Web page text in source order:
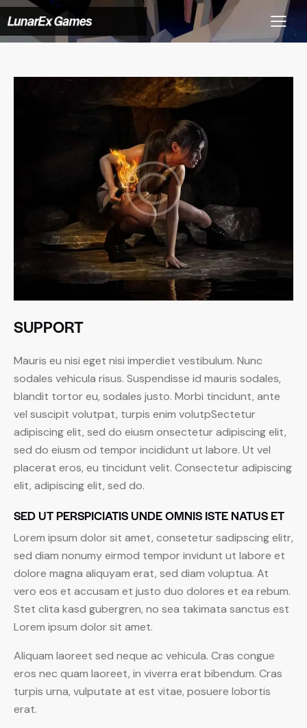
SUPPORT
Mauris eu nisi eget nisi imperdiet vestibulum. Nunc
sodales vehicula risus. Suspendisse id mauris sodales,
blandit tortor eu, sodales justo. Morbi tincidunt, ante
vel suscipit volutpat, turpis enim volutpSectetur
adipiscing elit, sed do eiusm onsectetur adipiscing elit,
sed do eiusm od tempor incididunt ut labore. Ut vel
placerat eros, eu tincidunt velit. Consectetur adipiscing
elit, adipiscing elit, sed do.
SED UT PERSPICIATIS UNDE OMNIS ISTE NATUS ET
Lorem ipsum dolor sit amet, consetetur sadipscing elitr,
sed diam nonumy eirmod tempor invidunt ut labore et
dolore magna aliquyam erat, sed diam voluptua. At
vero eos et accusam et justo duo dolores et ea rebum.
Stet clita kasd gubergren, no sea takimata sanctus est
Lorem ipsum dolor sit amet.
Aliquam laoreet sed neque ac vehicula. Cras congue
eros nec quam laoreet, in viverra erat bibendum. Cras
turpis urna, vulputate at est vitae, posuere lobortis
erat.